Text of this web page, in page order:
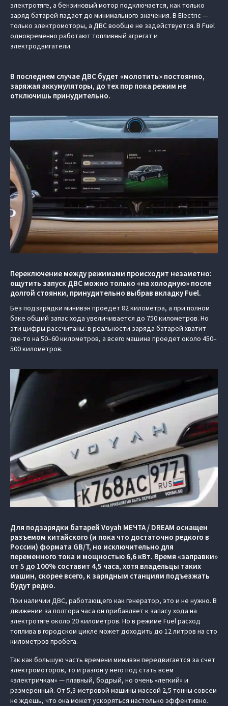
электротяге, а бензиновый мотор подключается, как только
заряд батарей падает до минимального значения. В Electric —
только электромоторы, а ДВС вообще не задействуется. В Fuel
одновременно работают топливный агрегат и
электродвигатели.
В последнем случае ДВС будет «молотить» постоянно,
заряжая аккумуляторы, до тех пор пока режим не
отключишь принудительно.
Переключение между режимами происходит незаметно:
ощутить запуск ДВС можно только «на холодную» после
долгой стоянки, принудительно выбрав вкладку Fuel.
Без подзарядки минивэн проедет 82 километра, а при полном
баке общий запас хода увеличивается до 750 километров. Но
эти цифры рассчитаны: в реальности заряда батарей хватит
где-то на 50–60 километров, а всего машина проедет около 450–
500 километров.
Для подзарядки батарей Voyah МЕЧТА / DREAM оснащен
разъемом китайского (и пока что достаточно редкого в
России) формата GB/T, но исключительно для
переменного тока и мощностью 6,6 кВт. Время «заправки»
от 5 до 100% составит 4,5 часа, хотя владельцы таких
машин, скорее всего, к зарядным станциям подъезжать
будут редко.
При наличии ДВС, работающего как генератор, это и не нужно. В
движении за полтора часа он прибавляет к запасу хода на
электротяге около 20 километров. Но в режиме Fuel расход
топлива в городском цикле может доходить до 12 литров на сто
километров пробега.
Так как большую часть времени минивэн передвигается за счет
электромоторов, то и разгон у него под стать всем
«электричкам» — плавный, бодрый, но очень «легкий» и
размеренный. От 5,3-метровой машины массой 2,5 тонны совсем
не ждешь, что она может ускоряться настолько эффективно.